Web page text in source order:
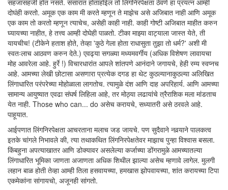
सहजासहजी होत नसते. संसारात होताहोईल तो लिंगनिरपेक्षता ठेवणे हा प्रयत्न आम्ही
दोघंही करतो. अमूक एक काम मी करते म्हणून ते माझेच असे अजिबात नाही आणि अमूक
एक काम तो करतो म्हणून त्याचेच, असेही काही नाही. काही गोष्टी अजिबात माहीत करुन
घ्यायच्या नाहीत, हे तत्त्व आम्ही दोघेही पाळतो. टीका माझ्या वाट्याला जास्त येते, ती
यायचीच! (टीकेने हताश होते, तेव्हा 'कुठे गेला होता राधासुता तुझा तो धर्म?' अशी मी
स्वतःलाच आठवण करुन देते.) एवढ्या सगळ्या मध्यमवर्गीय (अधिक विशेषण लावायचा
मोह आवरेला आहे. हुर्रे !) विचारधारांत आपले शांतपणे आनंदाने जगायचे, हेही रम्य स्वप्नच
आहे. आमच्या लेखी छोटासा असणारा प्रत्येक दगड हा थेट कुठल्यानाकुठल्या अलिखित
लिंगाधारित परंपरेच्या मोहोळाला लागतोच. त्यामुळे दंश आणि दाह अपरिहार्य. आणि आमच्या
सामान्य आयुष्यात एवढा संघर्ष लिहिला आहे, तर मोठ्या लढायांचे त्रैराशिक मला मांडताच
येत नाही. Those who can... do असेच करायचे, सध्यातरी असे ठरवले आहे.
पाहूयात.
आईपणात लिंगनिरपेक्षता आचरताना मलाच जड जायचे. पण सुदैवाने नवर्‍याने पालकत्व
इतके चांगले निभावले की, त्या तथाकथित लिंगनिरपेक्षतेवर माझाच पुन्हा विश्वास बसला.
किंबहुना अपत्याखातर आणि डोक्यावर असलेल्या कर्जाच्या डोंगरामुळे आमच्यातल्या
लिंगाधारित भूमिका जाणता अजाणता अधिक शिथील झाल्या असेच म्हणावे लागेल. मुलगी
लहान बाळ होती तेव्हा आम्ही तिला हसवायच्या, हमखास झोपवायच्या, शांत करायच्या टिपा
एकमेकांना सांगायचो, अजूनही सांगतो.